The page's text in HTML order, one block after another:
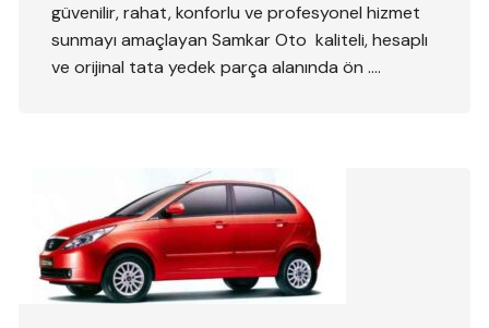
güvenilir, rahat, konforlu ve profesyonel hizmet
sunmayı amaçlayan Samkar Oto kaliteli, hesaplı
ve orijinal tata yedek parça alanında ön ….